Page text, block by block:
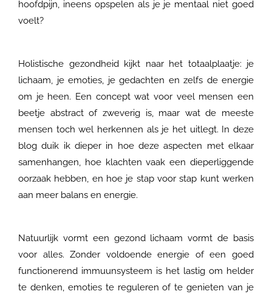
hoofdpijn, ineens opspelen als je je mentaal niet goed
voelt?
Holistische gezondheid kijkt naar het totaalplaatje: je
lichaam, je emoties, je gedachten en zelfs de energie
om je heen. Een concept wat voor veel mensen een
beetje abstract of zweverig is, maar wat de meeste
mensen toch wel herkennen als je het uitlegt. In deze
blog duik ik dieper in hoe deze aspecten met elkaar
samenhangen, hoe klachten vaak een dieperliggende
oorzaak hebben, en hoe je stap voor stap kunt werken
aan meer balans en energie.
Natuurlijk vormt een gezond lichaam vormt de basis
voor alles. Zonder voldoende energie of een goed
functionerend immuunsysteem is het lastig om helder
te denken, emoties te reguleren of te genieten van je